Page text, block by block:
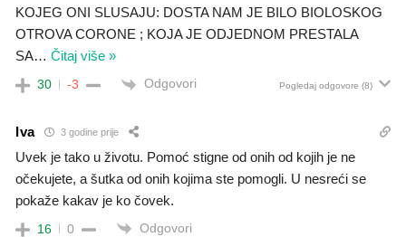
KOJEG ONI SLUSAJU: DOSTA NAM JE BILO BIOLOSKOG
OTROVA CORONE ; KOJA JE ODJEDNOM PRESTALA
SA… Čitaj više »
30 -3 Odgovori Pogledaj odgovore (8)
Iva 3 godine prije
Uvek je tako u životu. Pomoć stigne od onih od kojih je ne
očekujete, a šutka od onih kojima ste pomogli. U nesreći se
pokaže kakav je ko čovek.
16 0 Odgovori